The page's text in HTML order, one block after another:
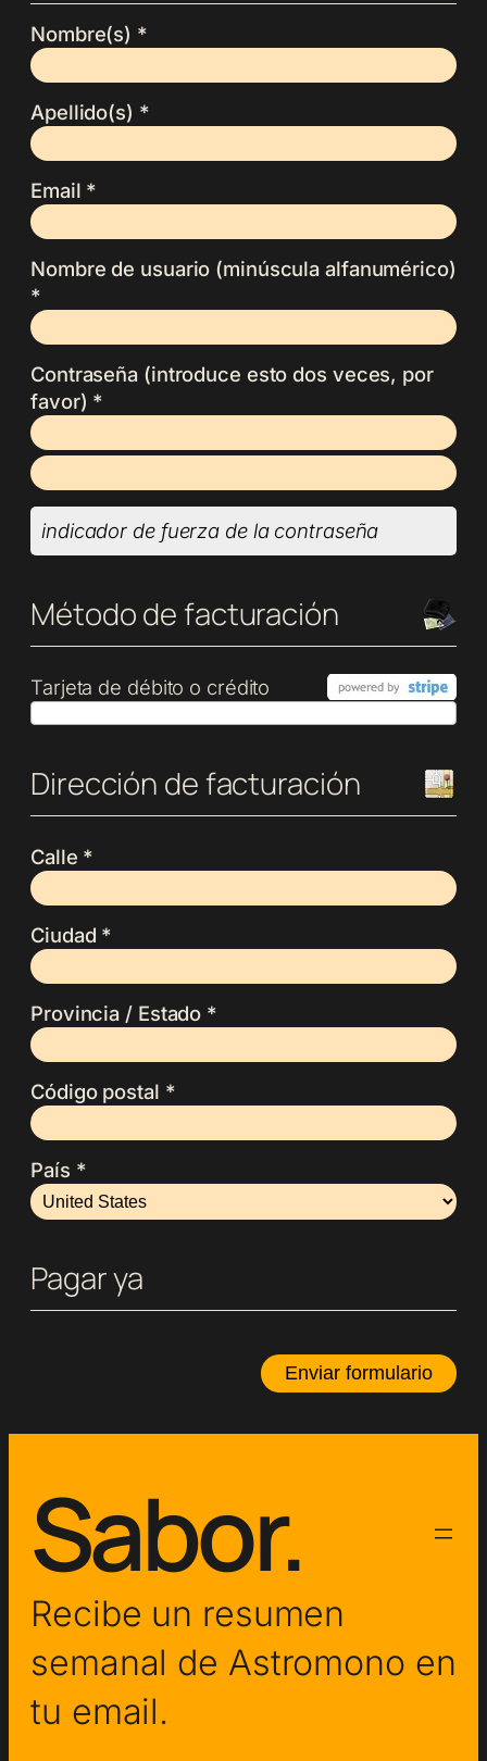
Nombre(s) *
Apellido(s) *
Email *
Nombre de usuario (minúscula alfanumérico)
*
Contraseña (introduce esto dos veces, por
favor) *
indicador de fuerza de la contraseña
Método de facturación
Tarjeta de débito o crédito
Dirección de facturación
Calle *
Ciudad *
Provincia / Estado *
Código postal *
País *
Pagar ya
Enviar formulario
Sabor.
Recibe un resumen
semanal de Astromono en
tu email.